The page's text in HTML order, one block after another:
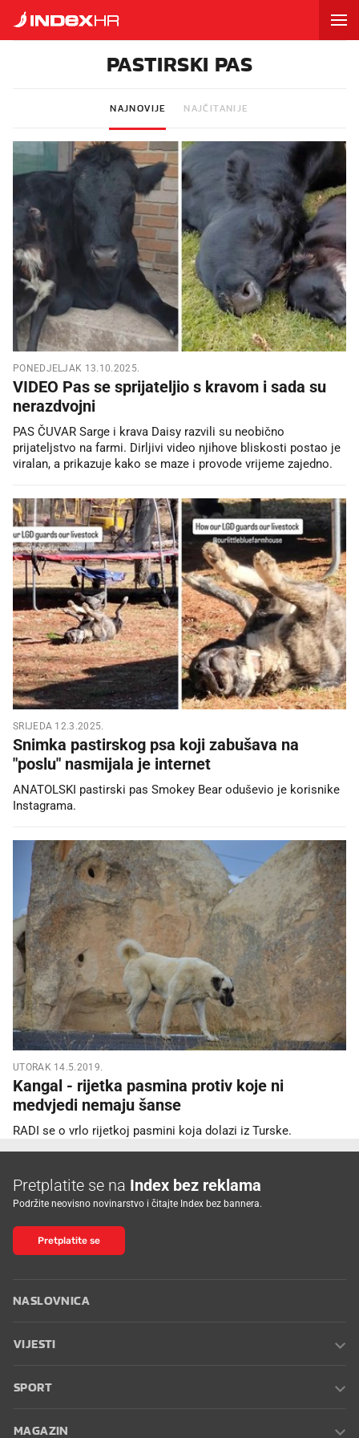
PASTIRSKI PAS
NAJNOVIJE NAJČITANIJE
PONEDJELJAK 13.10.2025.
VIDEO Pas se sprijateljio s kravom i sada su
nerazdvojni
PAS ČUVAR Sarge i krava Daisy razvili su neobično
prijateljstvo na farmi. Dirljivi video njihove bliskosti postao je
viralan, a prikazuje kako se maze i provode vrijeme zajedno.
SRIJEDA 12.3.2025.
Snimka pastirskog psa koji zabušava na
"poslu" nasmijala je internet
ANATOLSKI pastirski pas Smokey Bear oduševio je korisnike
Instagrama.
UTORAK 14.5.2019.
Kangal - rijetka pasmina protiv koje ni
medvjedi nemaju šanse
RADI se o vrlo rijetkoj pasmini koja dolazi iz Turske.
Pretplatite se na Index bez reklama
Podržite neovisno novinarstvo i čitajte Index bez bannera.
Pretplatite se
NASLOVNICA
VIJESTI
SPORT
MAGAZIN